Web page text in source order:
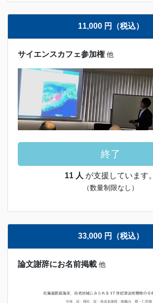
11,000 円（税込）
サイエンスカフェ参加権 他
終了
11 人 が支援しています。
（数量制限なし）
33,000 円（税込）
論文謝辞にお名前掲載 他